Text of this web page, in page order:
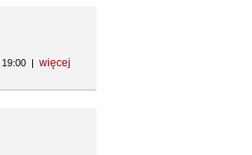
19:00 | więcej